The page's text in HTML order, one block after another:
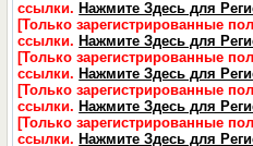
ссылки. Нажмите Здесь для
[Только зарегистрированные
ссылки. Нажмите Здесь для
[Только зарегистрированные
ссылки. Нажмите Здесь для
[Только зарегистрированные
ссылки. Нажмите Здесь для
[Только зарегистрированные
ссылки. Нажмите Здесь для